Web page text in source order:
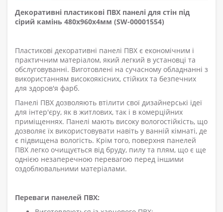
Декоративні пластикові ПВХ панелі для стін під
сірий камінь 480х960х4мм (SW-00001554)
Пластикові декоративні панелі ПВХ є економічним і
практичним матеріалом, який легкий в установці та
обслуговуванні. Виготовлені на сучасному обладнанні з
використанням високоякісних, стійких та безпечних
для здоров'я фарб.
Панелі ПВХ дозволяють втілити свої дизайнерські ідеї
для інтер'єру, як в житлових, так і в комерційних
приміщеннях. Панелі мають високу вологостійкість, що
дозволяє їх використовувати навіть у ванній кімнаті, де
є підвищена вологість. Крім того, поверхня панелей
ПВХ легко очищується від бруду, пилу та плям, що є ще
однією незаперечною перевагою перед іншими
оздоблювальними матеріалами.
Переваги панелей ПВХ: